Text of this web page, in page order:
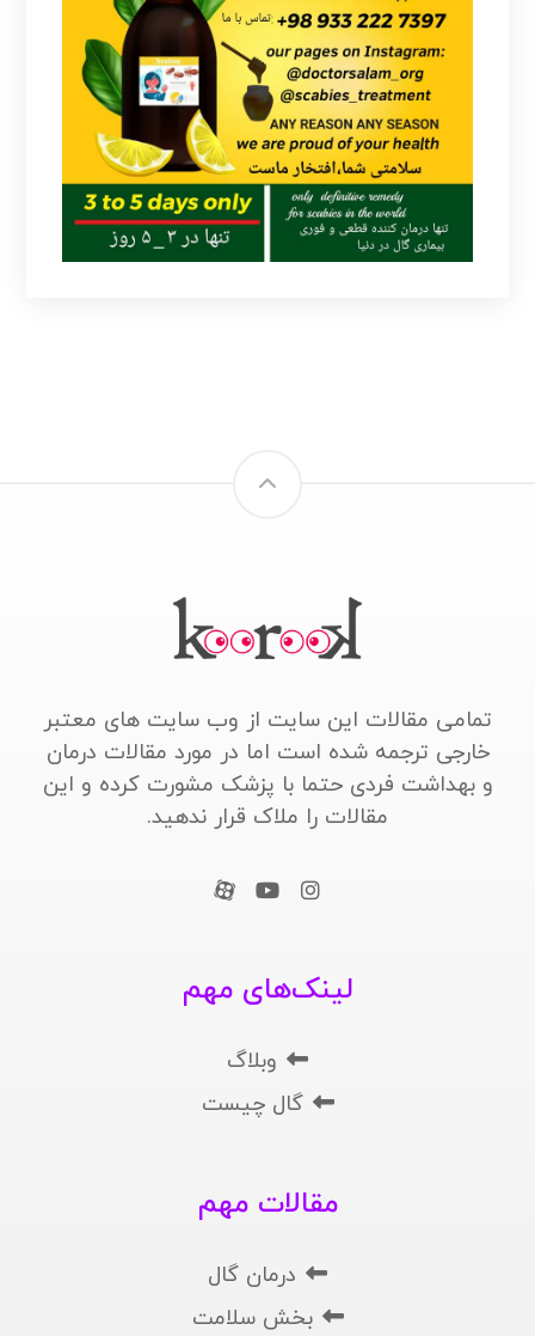
تمامی مقالات این سایت از وب سایت های معتبر
خارجی ترجمه شده است اما در مورد مقالات درمان
و بهداشت فردی حتما با پزشک مشورت کرده و این
مقالات را ملاک قرار ندهید.
لینک‌های مهم
وبلاگ
گال چیست
مقالات مهم
درمان گال
بخش سلامت